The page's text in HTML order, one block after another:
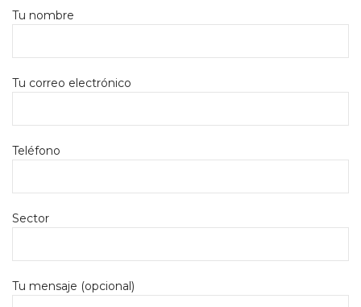
Tu nombre
Tu correo electrónico
Teléfono
Sector
Tu mensaje (opcional)